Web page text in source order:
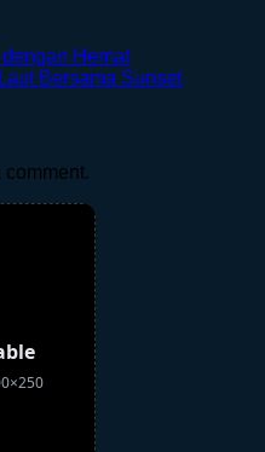
Hemat
Bersama Sunset
comment.